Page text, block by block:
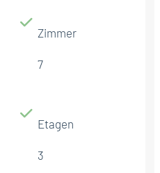
Zimmer
7
Etagen
3